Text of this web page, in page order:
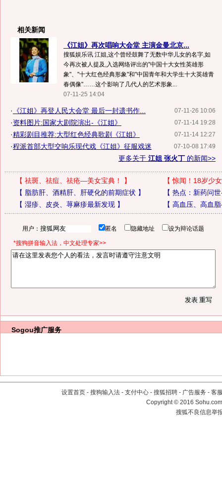
相关新闻
《江姐》再次唱响大会堂 主演金曼北京...
搜狐娱乐讯 江姐,这个曾经鼓舞了无数中华儿女的名字,如
今再次被人提及,入选网络评出的"中国十大女性英雄形
象"、"十大红色经典形象"和"中国青年和大学生十大英雄青
春偶像"……这个影响了几代人的艺术形象...
07-11-25 14:04
07-11-26 10:06
· 《江姐》再登人民大会堂 最后一封遗书作...
07-11-14 19:28
·资料图片:国家大剧院演出-《江姐》
07-11-14 12:27
·精彩剧目推荐:大型红色经典歌剧《江姐》
07-10-08 17:49
·程派首部大型交响乐现代戏《江姐》征服戏迷
更多关于 江姐 张火丁 的新闻>>
【 祛斑、祛痘、祛疮—美女宝典！ 】 【惊闻！18岁少
【 脂肪肝、酒精肝、肝硬化的前期症状 】 【 热点：新药问
【 湿疹、皮炎、荨麻疹最新发现】 【 高血压、高血
用户： 匿名 隐藏地址 设为辩论话题
*搜狗拼音输入法，中文处理专家>>
Sogou推广服务
设置首页 - 搜狗输入法 - 支付中心 - 搜狐招聘 - 广告服务 - 客
Copyright©2016
搜狐不良信息举